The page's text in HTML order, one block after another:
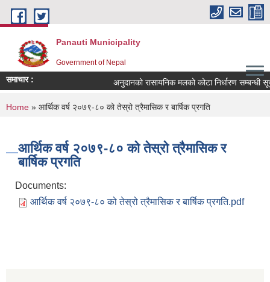
Skip to main content
Panauti Municipality
Government of Nepal
समाचार : अनुदानको रासायनिक मलको कोटा निर्धारण सम्बन्धी
You are here
Home » आर्थिक वर्ष २०७९-८० को तेस्रो त्रैमासिक र बार्षिक प्रगति
आर्थिक वर्ष २०७९-८० को तेस्रो त्रैमासिक र
बार्षिक प्रगति
Documents:
आर्थिक वर्ष २०७९-८० को तेस्रो त्रैमासिक र बार्षिक प्रगति.pdf